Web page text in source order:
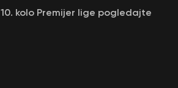
kolo Premijer lige pogledajte